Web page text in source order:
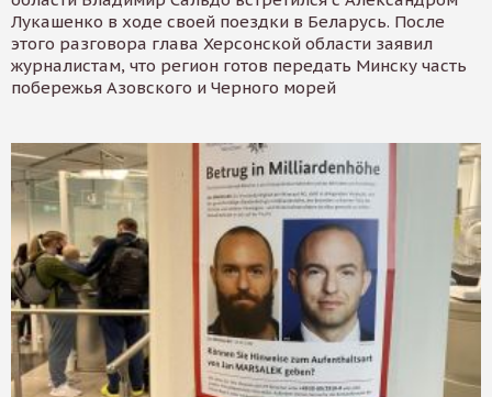
Лукашенко в ходе своей поездки в Беларусь. После
этого разговора глава Херсонской области заявил
журналистам, что регион готов передать Минску часть
побережья Азовского и Черного морей